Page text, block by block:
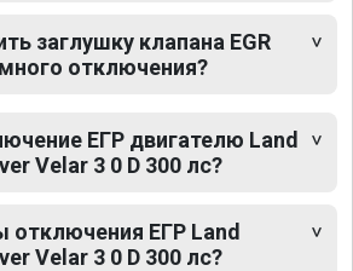
заглушку клапана EGR
отключения?
ЕГР двигателю Land
Velar 3 0 D 300 лс?
отключения ЕГР Land
Velar 3 0 D 300 лс?